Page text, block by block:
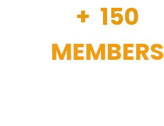
+ 150
MEMBERS